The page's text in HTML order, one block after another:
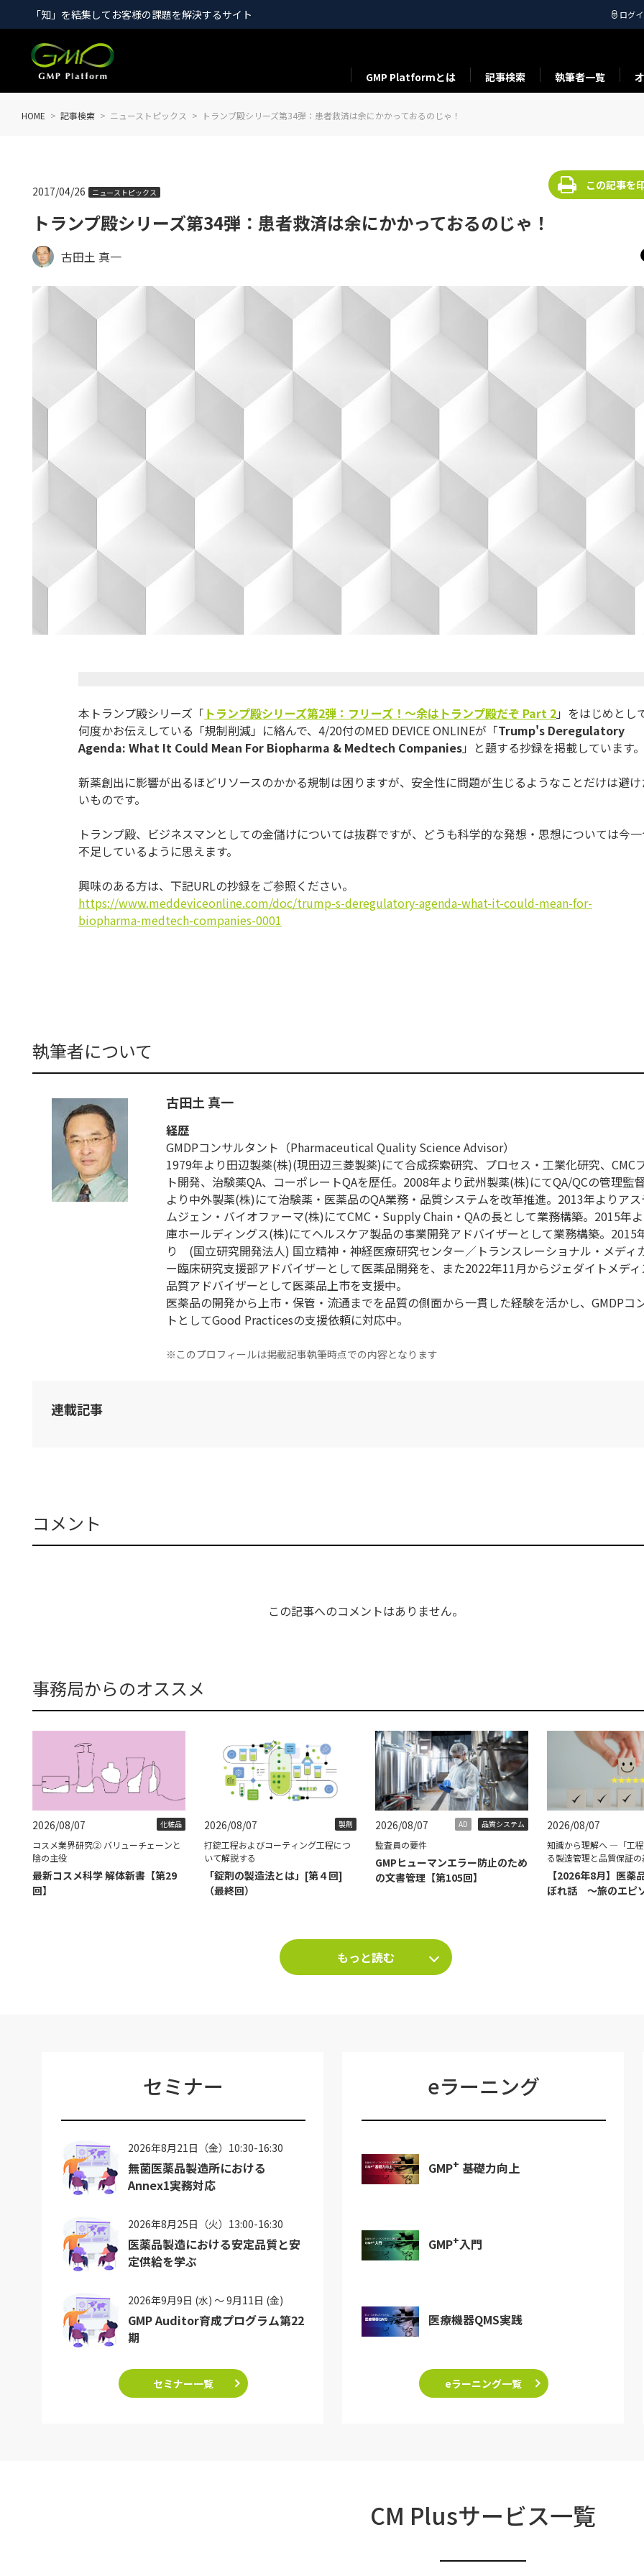
「知」を結集してお客様の課題を解決するサイト ログ
GMP Platformとは 記事検索 執筆者一覧
HOME 記事検索 ニューストピックス トランプ殿シリーズ第34弾：患者救済は余にかかっておるのじゃ！
トランプ殿シリーズ第34弾：患者救済は余にかかっておるのじゃ！
2017/04/26 ニューストピックス
この記事を
古田土 真一
本トランプ殿シリーズ「 トランプ殿シリーズ第2弾：フリーズ！～余はトランプ殿だぞ Part 2」をはじめとし
何度かお伝えしている「規制削減」に絡んで、 4/20付のMED DEVICE ONLINEが「Trump's Deregulatory
Agenda: What It Could Mean For Biopharma & Medtech Companies」と題する抄録を掲載しています。
新薬創出に影響が出るほどリソースのかかる規制は困りますが、 安全性に問題が生じるようなことだけは避け
いものです。
トランプ殿、ビジネスマンとしての金儲けについては抜群ですが、 どうも科学的な発想・ 思想については今
不足しているように思えます。
興味のある方は、下記URLの抄録をご参照ください。
https://www.meddeviceonline.com/doc/trump-s-deregulatory-agenda-what-it-could-mean-for-
biopharma-medtech-companies-0001
執筆者について
古田土 真一
経歴
GMDPコンサルタント（Pharmaceutical Quality Science Advisor）
1979年より田辺製薬(株)(現田辺三菱製薬)にて合成探索研究、プロセス・工業化研究、CMC
ト開発、治験薬QA、コーポレートQAを歴任。2008年より武州製薬(株)にてQA/QCの管理監
より中外製薬(株)にて治験薬・医薬品のQA業務・品質システムを改革推進。2013年よりア
ムジェン・バイオファーマ(株)にてCMC・Supply Chain・QAの長として業務構築。2015年
庫ホールディングス(株)にてヘルスケア製品の事業開発アドバイザーとして業務構築。2015
り (国立研究開発法人) 国立精神・神経医療研究センター／トランスレーショナル・メディ
ー臨床研究支援部アドバイザーとして医薬品開発を、また2022年11月からジェダイトメデ
品質アドバイザーとして医薬品上市を支援中。
医薬品の開発から上市・保管・流通までを品質の側面から一貫した経験を活かし、GMDPコ
トとしてGood Practicesの支援依頼に対応中。
※このプロフィールは掲載記事執筆時点での内容となります
連載記事
コメント
この記事へのコメントはありません。
事務局からのオススメ
2026/08/07 化粧品
コスメ業界研究② バリューチェーンと
陰の主役
最新コスメ科学 解体新書【第29
回】
2026/08/07 製剤
打錠工程およびコーティング工程につ
いて解説する
「錠剤の製造法とは」[第４回]
（最終回）
2026/08/07 AD 品質システム
監査員の要件
GMPヒューマンエラー防止のため
の文書管理【第105回】
2026/08/07
知識から理解へ ―「工
る製造管理と品質保証
【2026年8月】医薬
ぼれ話 ～旅のエピ
もっと読む
セミナー
2026年8月21日（金）10:30-16:30
無菌医薬品製造所における
Annex1実務対応
2026年8月25日（火）13:00-16:30
医薬品製造における安定品質と安
定供給を学ぶ
2026年9月9日 (水) ～ 9月11日 (金)
GMP Auditor育成プログラム第22
期
セミナー一覧
eラーニング
GMP+ 基礎力向上
GMP+入門
医療機器QMS実践
eラーニング一覧
CM Plusサービス一覧